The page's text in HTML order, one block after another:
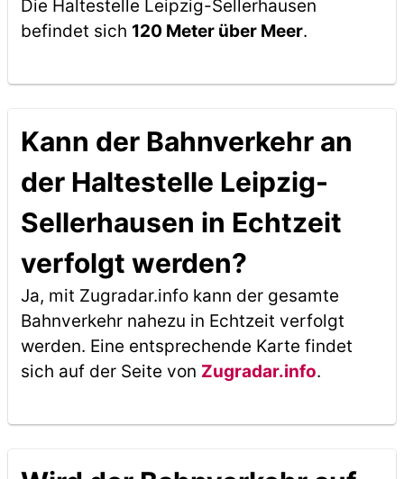
Die Haltestelle Leipzig-Sellerhausen
befindet sich 120 Meter über Meer.
Kann der Bahnverkehr an
der Haltestelle Leipzig-
Sellerhausen in Echtzeit
verfolgt werden?
Ja, mit Zugradar.info kann der gesamte
Bahnverkehr nahezu in Echtzeit verfolgt
werden. Eine entsprechende Karte findet
sich auf der Seite von Zugradar.info.